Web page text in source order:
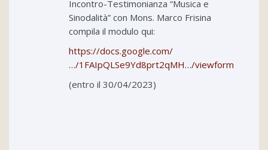
Incontro-Testimonianza “Musica e
Sinodalità” con Mons. Marco Frisina
compila il modulo qui:
https://docs.google.com/
…/1FAIpQLSe9Yd8prt2qMH…/viewform
(entro il 30/04/2023)